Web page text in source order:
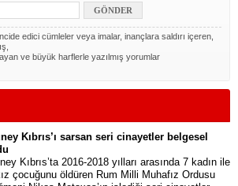
edici cümleler veya imalar, inançlara saldırı içeren,
ve büyük harflerle yazılmış yorumlar
Kıbrıs’ı sarsan seri cinayetler belgesel
Kıbrıs’ta 2016-2018 yılları arasında 7 kadın ile
çocuğunu öldüren Rum Milli Muhafız Ordusu